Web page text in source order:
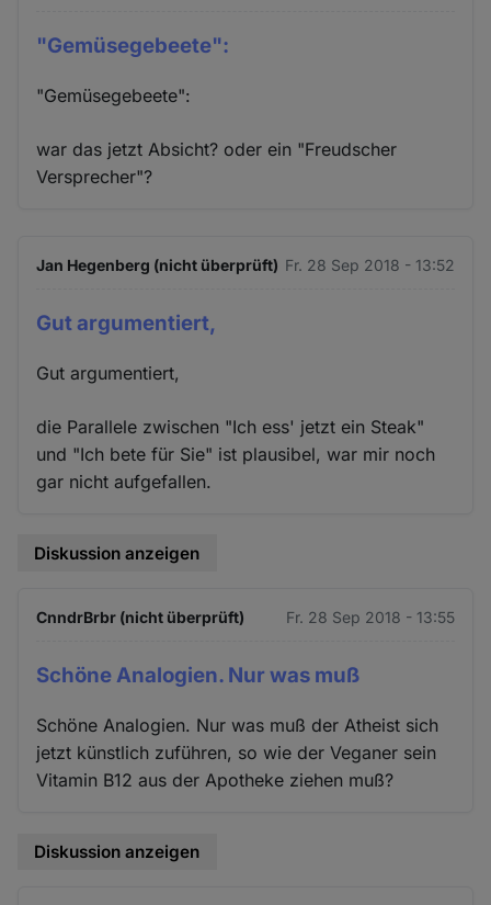
"Gemüsegebeete":
"Gemüsegebeete":
war das jetzt Absicht? oder ein "Freudscher
Versprecher"?
Jan Hegenberg (nicht überprüft) Fr. 28 Sep 2018 - 13:52
Gut argumentiert,
Gut argumentiert,
die Parallele zwischen "Ich ess' jetzt ein Steak"
und "Ich bete für Sie" ist plausibel, war mir noch
gar nicht aufgefallen.
Diskussion anzeigen
CnndrBrbr (nicht überprüft) Fr. 28 Sep 2018 - 13:55
Schöne Analogien. Nur was muß
Schöne Analogien. Nur was muß der Atheist sich
jetzt künstlich zuführen, so wie der Veganer sein
Vitamin B12 aus der Apotheke ziehen muß?
Diskussion anzeigen